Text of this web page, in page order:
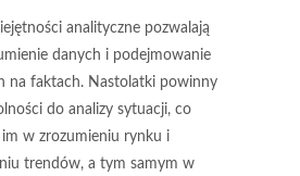
analityczne pozwalają
danych i podejmowanie
na faktach. Nastolatki powinny
do analizy sytuacji, co
im w zrozumieniu rynku i
trendów, a tym samym w